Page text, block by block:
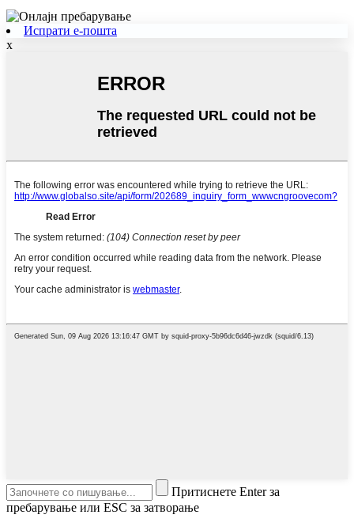
Испрати е-пошта
x
Притиснете Enter за
пребарување или ESC за затворање